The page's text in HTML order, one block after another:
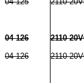
04 126 2110
04 126
2110